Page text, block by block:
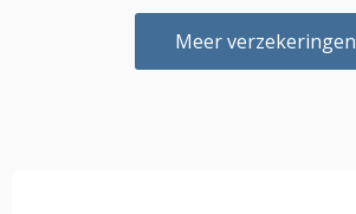
Meer verzekeringen